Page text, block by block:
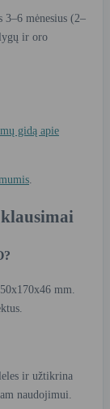
3–6 mėnesius (2–
ir oro
gidą apie
mm.
ir užtikrina
naudojimui.